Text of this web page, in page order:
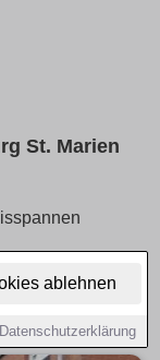
ablehnen
Datenschutzerklärung
St. Marien
richtige
die passende